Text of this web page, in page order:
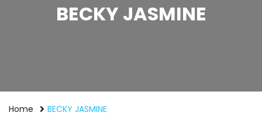
BECKY JASMINE
Home BECKY JASMINE